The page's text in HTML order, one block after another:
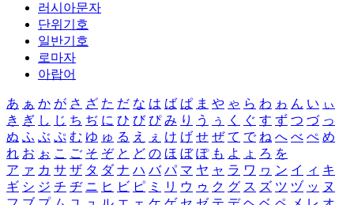
러시아문자
단위기호
일반기호
로마자
아랍어
あ ぁ か が さ ざ た だ な は ば ぱ ま や ゃ ら わ ゎ ん い ぃ
き ぎ し じ ち ぢ に ひ び ぴ み り う ぅ く ぐ す ず つ づ っ
ぬ ふ ぶ ぷ む ゆ ゅ る え ぇ け げ せ ぜ て で ね へ べ ぺ め
れ お ぉ こ ご そ ぞ と ど の ほ ぼ ぽ も よ ょ ろ を
ア ァ カ サ ザ タ ダ ナ ハ バ パ マ ヤ ャ ラ ワ ヮ ン イ ィ キ
ギ シ ジ チ ヂ ニ ヒ ビ ピ ミ リ ウ ゥ ク グ ス ズ ツ ヅ ッ ヌ